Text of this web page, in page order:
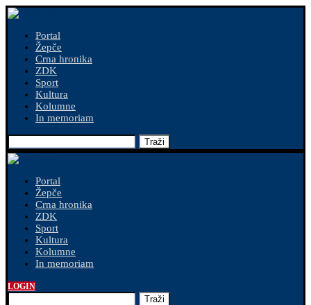
Portal
Žepče
Crna hronika
ZDK
Sport
Kultura
Kolumne
In memoriam
Traži
Portal
Žepče
Crna hronika
ZDK
Sport
Kultura
Kolumne
In memoriam
LOGIN
Traži